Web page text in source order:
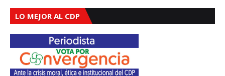
LO MEJOR AL CDP